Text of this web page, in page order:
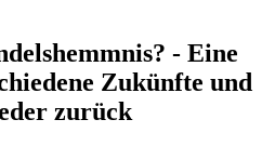
- Eine
Zukünfte und
zurück